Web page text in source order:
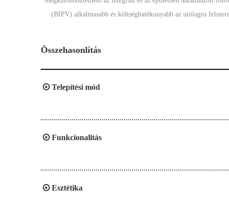
(BIPV) alkalmasabb és költséghatékonyabb az utólagos
Összehasonlítás
 Telepítési mód
 Funkcionalitás
 Esztétika